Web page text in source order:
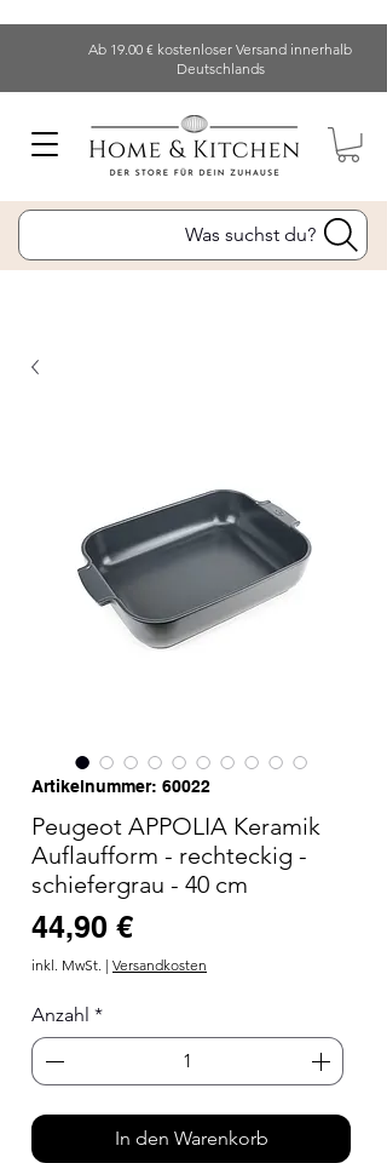
Ab 19.00 € kostenloser Versand innerhalb
Deutschlands
Was suchst du?
Artikelnummer: 60022
Peugeot APPOLIA Keramik
Auflaufform - rechteckig -
schiefergrau - 40 cm
44,90 €Preis
inkl. MwSt. | Versandkosten
Anzahl *
In den Warenkorb